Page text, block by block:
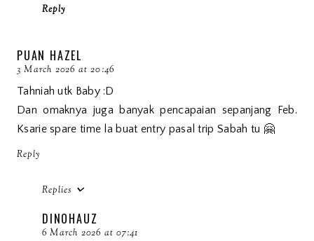
Reply
PUAN HAZEL
3 March 2026 at 20:46
Tahniah utk Baby :D
Dan omaknya juga banyak pencapaian sepanjang Feb.
Ksarie spare time la buat entry pasal trip Sabah tu 🤗
Reply
Replies
DINOHAUZ
6 March 2026 at 07:41